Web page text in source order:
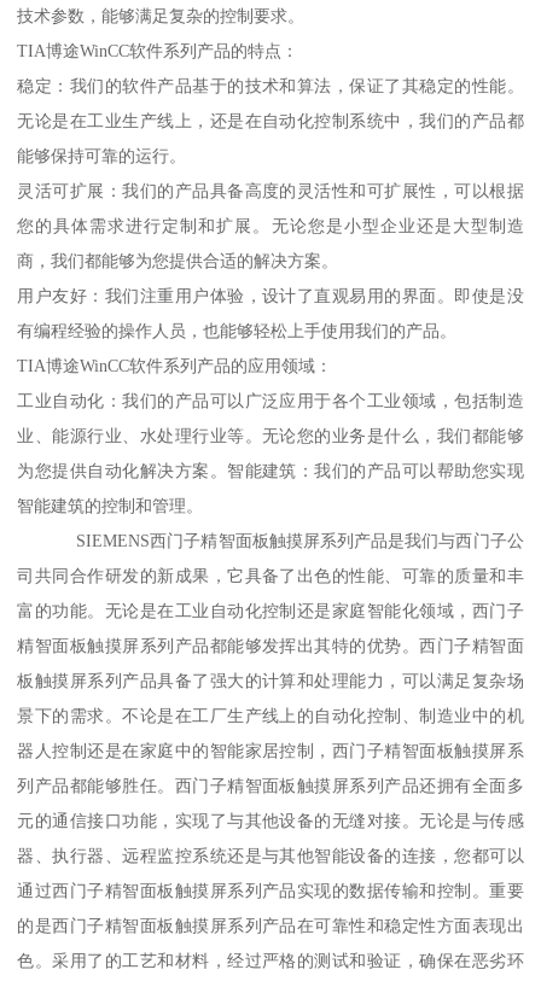
技术参数，能够满足复杂的控制要求。
TIA博途WinCC软件系列产品的特点：
稳定：我们的软件产品基于的技术和算法，保证了其稳定的性能。
无论是在工业生产线上，还是在自动化控制系统中，我们的产品都
能够保持可靠的运行。
灵活可扩展：我们的产品具备高度的灵活性和可扩展性，可以根据
您的具体需求进行定制和扩展。无论您是小型企业还是大型制造
商，我们都能够为您提供合适的解决方案。
用户友好：我们注重用户体验，设计了直观易用的界面。即使是没
有编程经验的操作人员，也能够轻松上手使用我们的产品。
TIA博途WinCC软件系列产品的应用领域：
工业自动化：我们的产品可以广泛应用于各个工业领域，包括制造
业、能源行业、水处理行业等。无论您的业务是什么，我们都能够
为您提供自动化解决方案。智能建筑：我们的产品可以帮助您实现
智能建筑的控制和管理。
SIEMENS西门子精智面板触摸屏系列产品是我们与西门子公
司共同合作研发的新成果，它具备了出色的性能、可靠的质量和丰
富的功能。无论是在工业自动化控制还是家庭智能化领域，西门子
精智面板触摸屏系列产品都能够发挥出其特的优势。西门子精智面
板触摸屏系列产品具备了强大的计算和处理能力，可以满足复杂场
景下的需求。不论是在工厂生产线上的自动化控制、制造业中的机
器人控制还是在家庭中的智能家居控制，西门子精智面板触摸屏系
列产品都能够胜任。西门子精智面板触摸屏系列产品还拥有全面多
元的通信接口功能，实现了与其他设备的无缝对接。无论是与传感
器、执行器、远程监控系统还是与其他智能设备的连接，您都可以
通过西门子精智面板触摸屏系列产品实现的数据传输和控制。重要
的是西门子精智面板触摸屏系列产品在可靠性和稳定性方面表现出
色。采用了的工艺和材料，经过严格的测试和验证，确保在恶劣环